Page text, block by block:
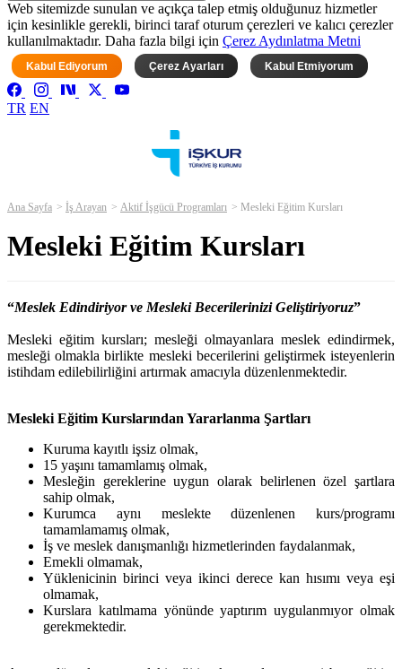
Web sitemizde sunulan ve açıkça talep etmiş olduğunuz hizmetler
için kesinlikle gerekli, birinci taraf oturum çerezleri ve kalıcı çerezler
kullanılmaktadır. Daha fazla bilgi için Çerez Aydınlatma Metni
Kabul Ediyorum Çerez Ayarları Kabul Etmiyorum
TR EN
Ana Sayfa İş Arayan Aktif İşgücü Programları Mesleki Eğitim Kursları
Mesleki Eğitim Kursları
“Meslek Edindiriyor ve Mesleki Becerilerinizi Geliştiriyoruz”
Mesleki eğitim kursları; mesleği olmayanlara meslek edindirmek,
mesleği olmakla birlikte mesleki becerilerini geliştirmek isteyenlerin
istihdam edilebilirliğini artırmak amacıyla düzenlenmektedir.
Mesleki Eğitim Kurslarından Yararlanma Şartları
Kuruma kayıtlı işsiz olmak,
15 yaşını tamamlamış olmak,
Mesleğin gereklerine uygun olarak belirlenen özel şartlara
sahip olmak,
Kurumca aynı meslekte düzenlenen kurs/programı
tamamlamamış olmak,
İş ve meslek danışmanlığı hizmetlerinden faydalanmak,
Emekli olmamak,
Yüklenicinin birinci veya ikinci derece kan hısımı veya eşi
olmamak,
Kurslara katılmama yönünde yaptırım uygulanmıyor olmak
gerekmektedir.